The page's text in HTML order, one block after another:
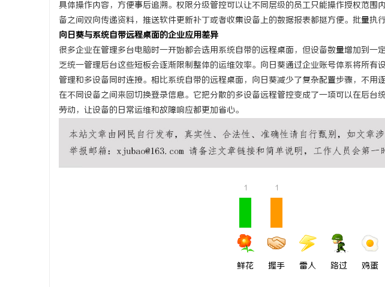
具体操作内容，方便事后追溯。权限分级管控可以让不同层级的员工只能操作授权范围
备之间双向传递资料，推送软件更新补丁或者收集设备上的数据报表都挺方便。批量执
向日葵与系统自带远程桌面的企业应用差异
很多企业在管理多台电脑时一开始都会选用系统自带的远程桌面，但设备数量增加到一
乏统一管理后台这些短板会逐渐限制整体的运维效率。向日葵通过企业账号体系将所有
管理和多设备同时连接。相比系统自带的远程桌面，向日葵减少了复杂配置步骤，不用
在不同设备之间来回切换登录信息。它把分散的多设备远程管控变成了一项可以在后台
劳动，让设备的日常运维和故障响应都更加省心。
1
鲜花
1
握手 雷人 路过 鸡蛋